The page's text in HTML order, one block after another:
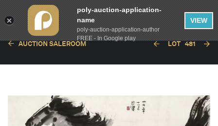
AUCTION SALEROOM LOT 481
poly-auction-application-
name
poly-auction-application-author
FREE - In Google play
VIEW